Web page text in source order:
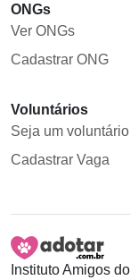
ONGs
Ver ONGs
Cadastrar ONG
Voluntários
Seja um voluntário
Cadastrar Vaga
Instituto Amigos